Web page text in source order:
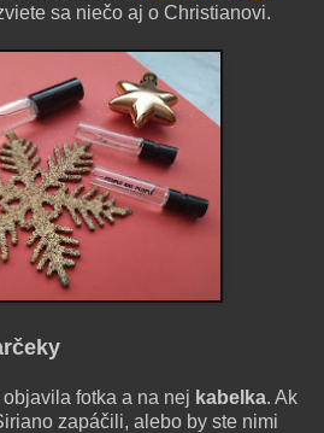
sa niečo aj o Christianovi.
fotka a na nej kabelka. Ak
zapáčili, alebo by ste nimi